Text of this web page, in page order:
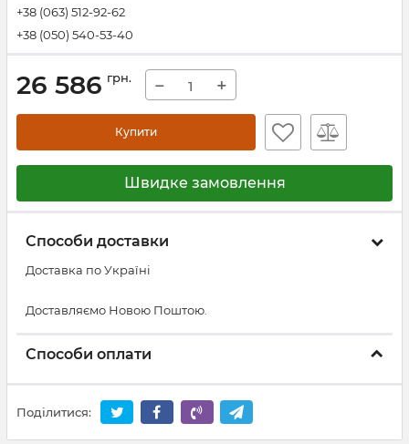
+38 (063) 512-92-62
+38 (050) 540-53-40
26 586 грн. − +
Купити
Швидке замовлення
Способи доставки
Доставка по Україні
Доставляємо Новою Поштою.
Способи оплати
Поділитися: